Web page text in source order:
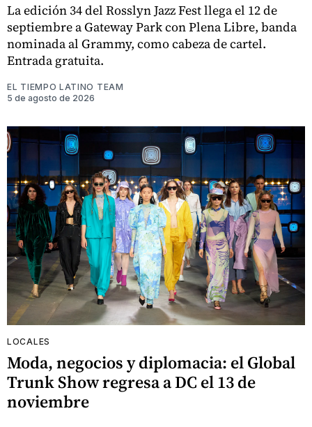
La edición 34 del Rosslyn Jazz Fest llega el 12 de
septiembre a Gateway Park con Plena Libre, banda
nominada al Grammy, como cabeza de cartel.
Entrada gratuita.
EL TIEMPO LATINO TEAM
5 de agosto de 2026
LOCALES
Moda, negocios y diplomacia: el Global
Trunk Show regresa a DC el 13 de
noviembre